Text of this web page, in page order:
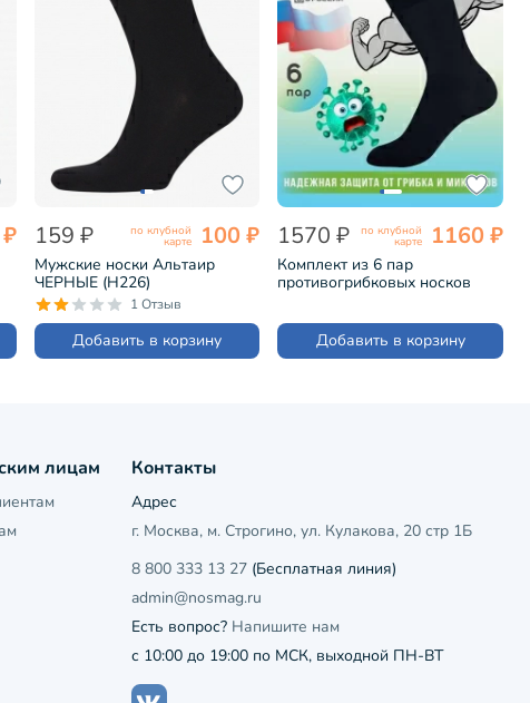
159 ₽ по клубной
карте 100 ₽
Мужские носки Альтаир
ЧЕРНЫЕ (H226)
1 Отзыв
Добавить в корзину
1570 ₽ по клубной
карте 1160 ₽
Комплект из 6 пар
противогрибковых носков
ЧЕРНЫЙ (H419)
Добавить в корзину
лицам Контакты
Адрес
г. Москва, м. Строгино, ул. Кулакова, 20 стр 1Б
8 800 333 13 27(Бесплатная линия)
admin@nosmag.ru
Есть вопрос? Напишите нам
с 10:00 до 19:00 по МСК, выходной ПН-ВТ